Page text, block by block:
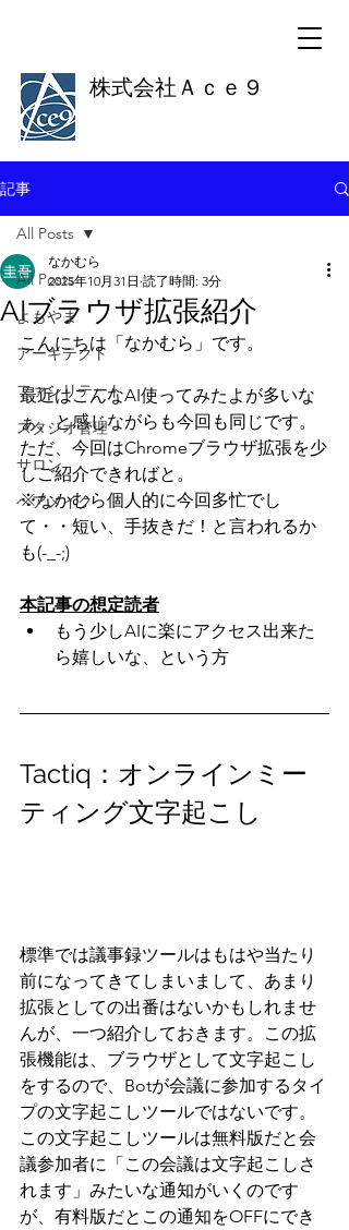
株式会社Ａｃｅ９
記事
All Posts
よもやま
アーキテクト
ファシリテート
スタジオ管理
サロン
ヘアメイク
All Posts
AIブラウザ拡張紹介
なかむら
2025年10月31日 読了時間: 3分
こんにちは「なかむら」です。
最近はこんなAI使ってみたよが多いな
ぁ、と感じながらも今回も同じです。
ただ、今回はChromeブラウザ拡張を少
しご紹介できればと。
※なかむら個人的に今回多忙でし
て・・短い、手抜きだ！と言われるか
も(-_-;)
本記事の想定読者
もう少しAIに楽にアクセス出来た
ら嬉しいな、という方
Tactiq：オンラインミー
ティング文字起こし
標準では議事録ツールはもはや当たり
前になってきてしまいまして、あまり
拡張としての出番はないかもしれませ
んが、一つ紹介しておきます。この拡
張機能は、ブラウザとして文字起こし
をするので、Botが会議に参加するタイ
プの文字起こしツールではないです。
この文字起こしツールは無料版だと会
議参加者に「この会議は文字起こしさ
れます」みたいな通知がいくのです
が、有料版だとこの通知をOFFにでき